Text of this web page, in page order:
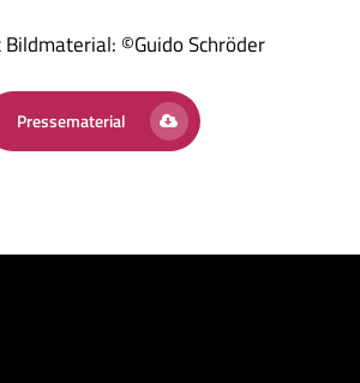
Bildmaterial: ©Guido Schröder
Pressematerial